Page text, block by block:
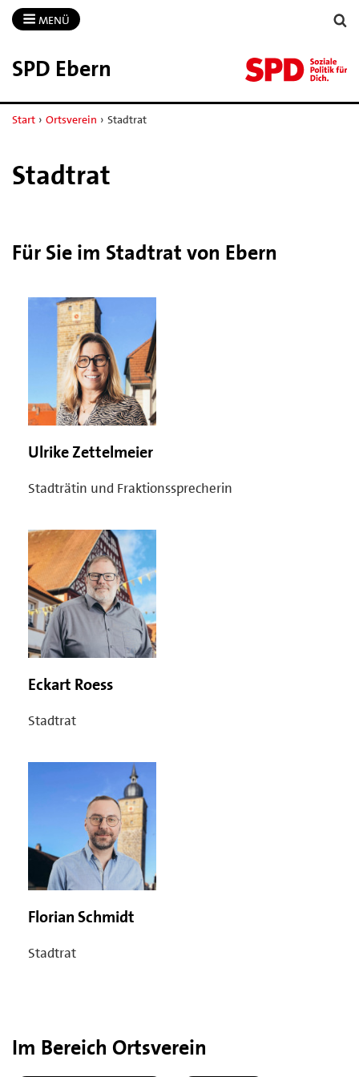
MENÜ
SPD Ebern
Start › Ortsverein › Stadtrat
Stadtrat
Für Sie im Stadtrat von Ebern
Ulrike Zettelmeier
Stadträtin und Fraktionssprecherin
Eckart Roess
Stadtrat
Florian Schmidt
Stadtrat
Im Bereich Ortsverein